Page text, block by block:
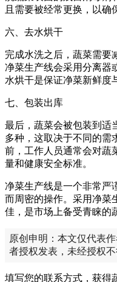
且需要被经常更换，以确
六、去水烘干
完成水洗之后，蔬菜需要
净菜生产线会采用分离器
水烘干是保证净菜新鲜度
七、包装出库
最后，蔬菜会被包装到适
多种，这取决于不同的需
前，工作人员通常会对蔬
量和健康安全标准。
净菜生产线是一个非常严
而周密的操作。采用净菜
佳，是市场上备受青睐的
原创申明：本文仅代表
者授权发表，未经授权不
填写您的联系方式，获得